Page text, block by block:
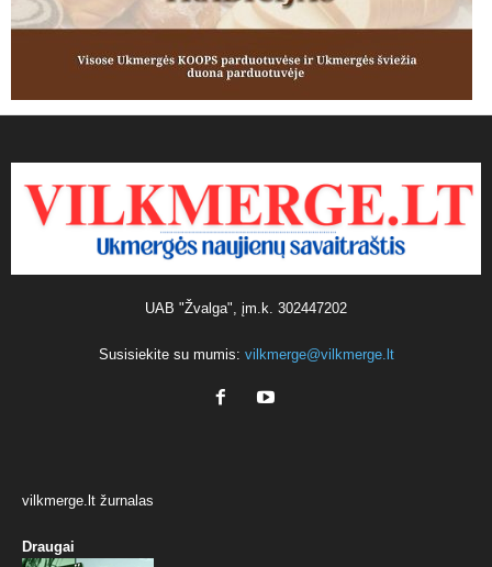
UAB "Žvalga", įm.k. 302447202
Susisiekite su mumis: vilkmerge@vilkmerge.lt
vilkmerge.lt žurnalas
Draugai